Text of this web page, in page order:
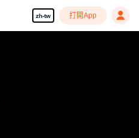
zh-tw 打開App